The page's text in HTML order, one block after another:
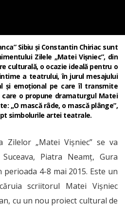
Sibiu şi Constantin Chiriac sunt
Zilele „Matei Vișniec”, din
culturală, o ocazie ideală pentru o
a teatrului, în jurul mesajului
şi emoţional pe care îl transmite
o propune dramaturgul Matei
„O mască râde, o mască plânge”,
simbolurile artei teatrale.
Zilelor „Matei Vişniec” se va
Piatra Neamț, Gura
4-8 mai 2015. Este un
scriitorul Matei Vișniec
cu un nou proiect cultural de